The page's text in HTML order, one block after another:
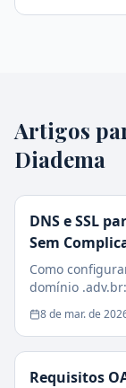
Artigos
Diadema
DNS e SSL
Sem
Como
domínio
Encrypt e
8 de mar. de
Requisitos